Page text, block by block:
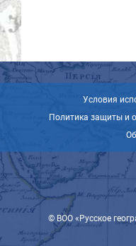
Условия
Политика защиты и
© ВОО «Русское